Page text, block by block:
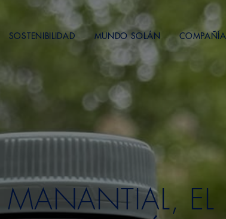
SOSTENIBILIDAD MUNDO SOLÁN COMPAÑÍA
EL